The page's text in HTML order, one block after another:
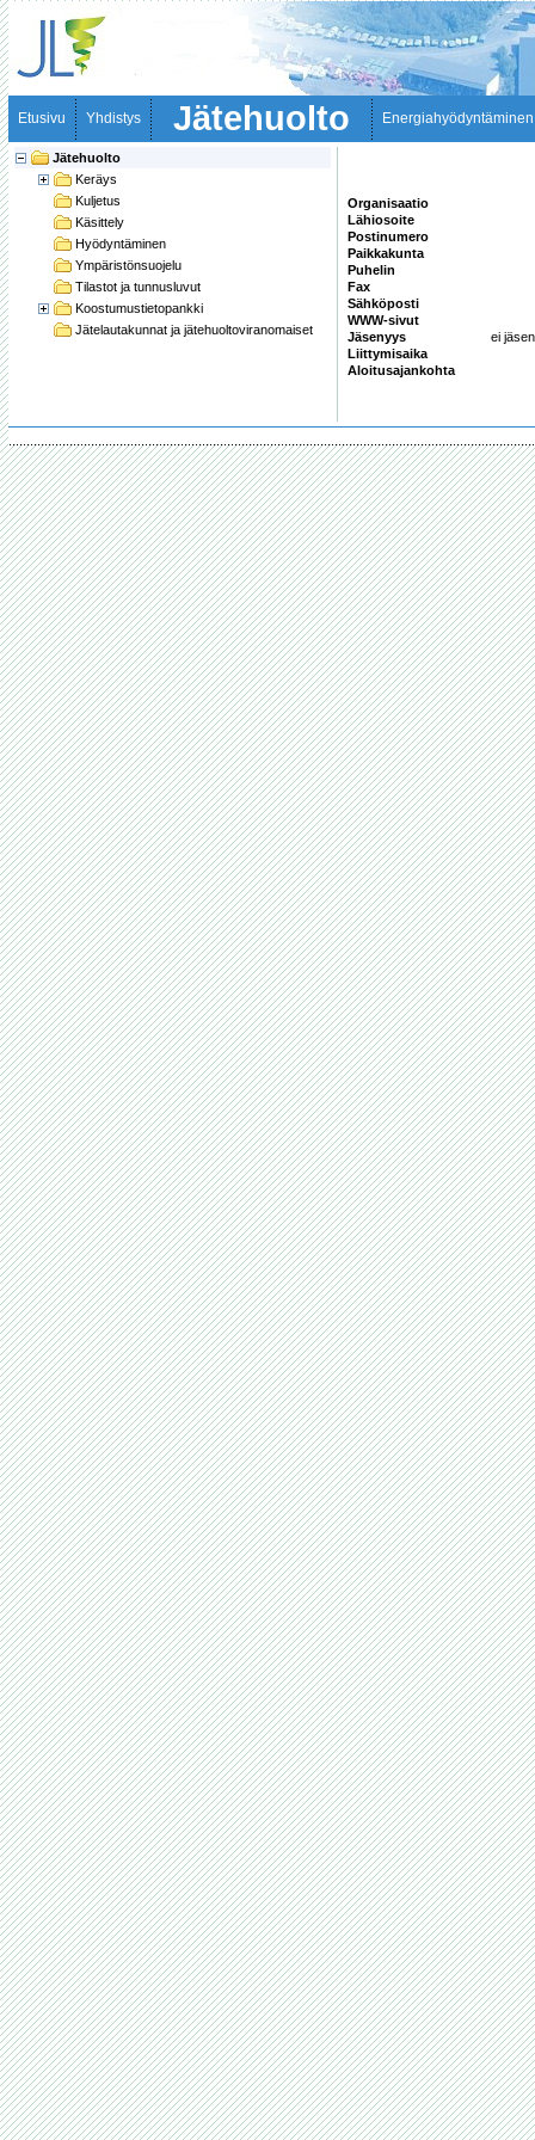
Etusivu Yhdistys Jätehuolto Energiahyödyntäminen
Jätehuolto
Keräys
Kuljetus
Käsittely
Hyödyntäminen
Ympäristönsuojelu
Tilastot ja tunnusluvut
Koostumustietopankki
Jätelautakunnat ja jätehuoltoviranomaiset
Organisaatio
Lähiosoite
Postinumero
Paikkakunta
Puhelin
Fax
Sähköposti
WWW-sivut
Jäsenyys
ei jäsen
Liittymisaika
Aloitusajankohta